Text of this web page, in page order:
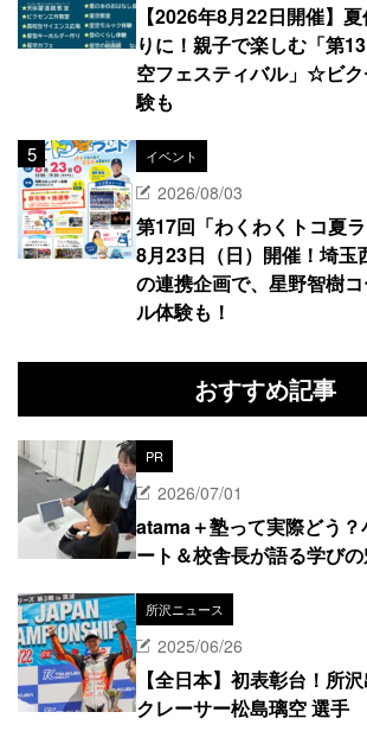
【2026年8月22日開催】
りに！親子で楽しむ「第
空フェスティバル」☆ビ
験も
イベント
2026/08/03
第17回「わくわくトコ夏
8月23日（日）開催！埼玉
の連携企画で、星野智樹
ル体験も！
おすすめ記事
PR
2026/07/01
atama＋塾って実際どう
ート＆校舎長が語る学び
所沢ニュース
2025/06/26
【全日本】初表彰台！所
クレーサー松島璃空 選手